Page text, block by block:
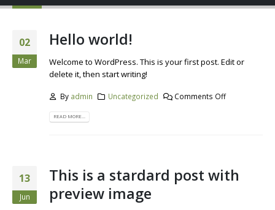
02
Mar
Hello world!
Welcome to WordPress. This is your first post. Edit or
delete it, then start writing!
By admin Uncategorized Comments Off
READ MORE...
13
Jun
This is a stardard post with
preview image